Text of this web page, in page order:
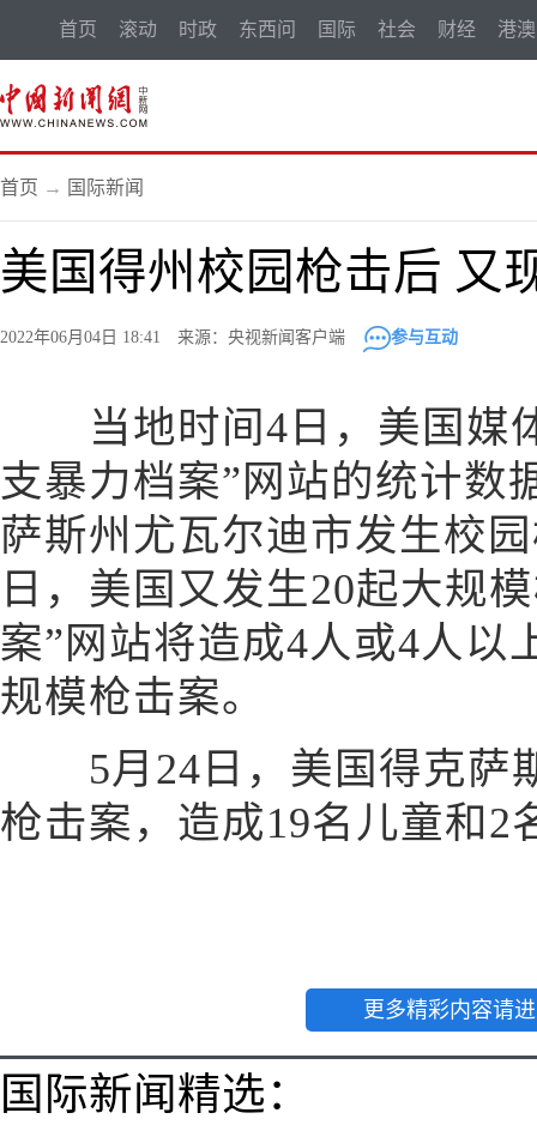
首页 滚动 时政 东西问 国际 社会 财经 港澳
首页 → 国际新闻
美国得州校园枪击后 又
2022年06月04日 18:41 来源：央视新闻客户端 参与互动
当地时间4日，美国媒
支暴力档案”网站的统计数
萨斯州尤瓦尔迪市发生校
日，美国又发生20起大规
案”网站将造成4人或4人以
规模枪击案。
5月24日，美国得克萨
枪击案，造成19名儿童和2
更多精彩内容请
国际新闻精选：